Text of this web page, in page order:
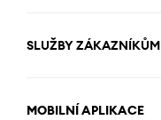
SLUŽBY ZÁKAZNÍKŮM
MOBILNÍ APLIKACE